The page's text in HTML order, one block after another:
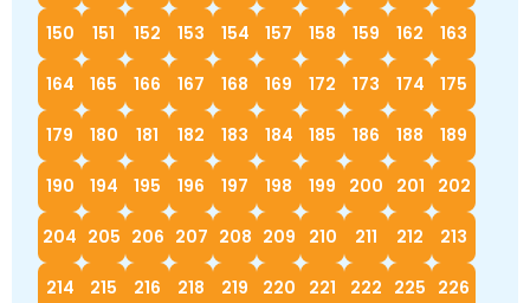
150 151 152 153 154 157 158 159 162 163
164 165 166 167 168 169 172 173 174 175
179 180 181 182 183 184 185 186 188 189
190 194 195 196 197 198 199 200 201 202
204 205 206 207 208 209 210 211 212 213
214 215 216 218 219 220 221 222 225 226